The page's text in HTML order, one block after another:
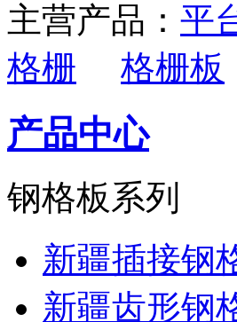
主营产品： 平
格栅
格栅板
产品中心
钢格板系列
新疆插接钢
新疆齿形钢